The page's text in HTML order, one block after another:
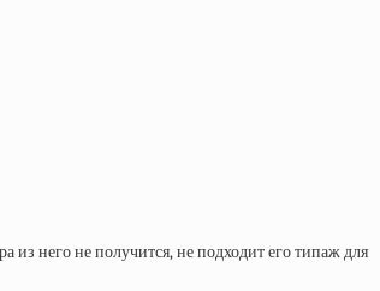
него не получится, не подходит его типаж для